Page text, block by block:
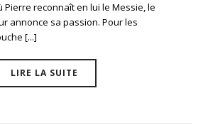
Pierre reconnaît en lui le Messie, le
annonce sa passion. Pour les
[...]
LIRE LA SUITE